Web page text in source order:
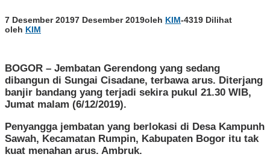
7 Desember 20197 Desember 2019oleh KIM-4319 Dilihat
oleh KIM
BOGOR – Jembatan Gerendong yang sedang
dibangun di Sungai Cisadane, terbawa arus. Diterjang
banjir bandang yang terjadi sekira pukul 21.30 WIB,
Jumat malam (6/12/2019).
Penyangga jembatan yang berlokasi di Desa Kampunh
Sawah, Kecamatan Rumpin, Kabupaten Bogor itu tak
kuat menahan arus. Ambruk.